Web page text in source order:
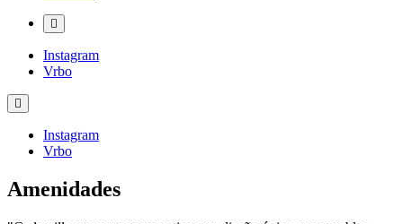
More
Instagram
Vrbo
Instagram
Vrbo
Amenidades